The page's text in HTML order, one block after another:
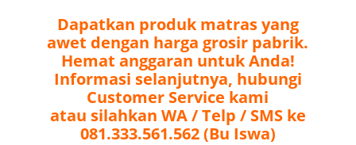
Dapatkan produk matras yang
awet dengan harga grosir pabrik.
Hemat anggaran untuk Anda!
Informasi selanjutnya, hubungi
Customer Service kami
atau silahkan WA / Telp / SMS ke
081.333.561.562 (Bu Iswa)